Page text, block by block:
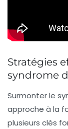
Stratégies
syndrome
Surmonter le
approche à la
plusieurs clés